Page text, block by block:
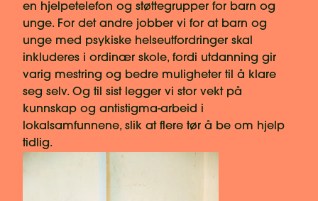
en hjelpetelefon og støttegrupper for barn og
unge. For det andre jobber vi for at barn og
unge med psykiske helseutfordringer skal
inkluderes i ordinær skole, fordi utdanning gir
varig mestring og bedre muligheter til å klare
seg selv. Og til sist legger vi stor vekt på
kunnskap og antistigma-arbeid i
lokalsamfunnene, slik at flere tør å be om hjelp
tidlig.